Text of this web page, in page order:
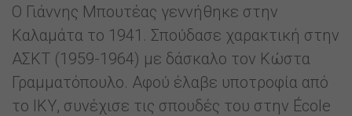
O Γιάννης Μπουτέας γεννήθηκε στην
Καλαμάτα το 1941. Σπούδασε χαρακτική στην
ΑΣΚΤ (1959-1964) με δάσκαλο τον Κώστα
Γραμματόπουλο. Αφού έλαβε υποτροφία από
το ΙΚΥ, συνέχισε τις σπουδές του στην École